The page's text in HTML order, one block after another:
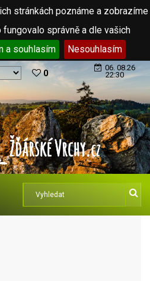
stránkách poznáme a zobrazíme
fungovalo správně a dle vašich
a souhlasím Nesouhlasím
0
06. 08.26
22:30